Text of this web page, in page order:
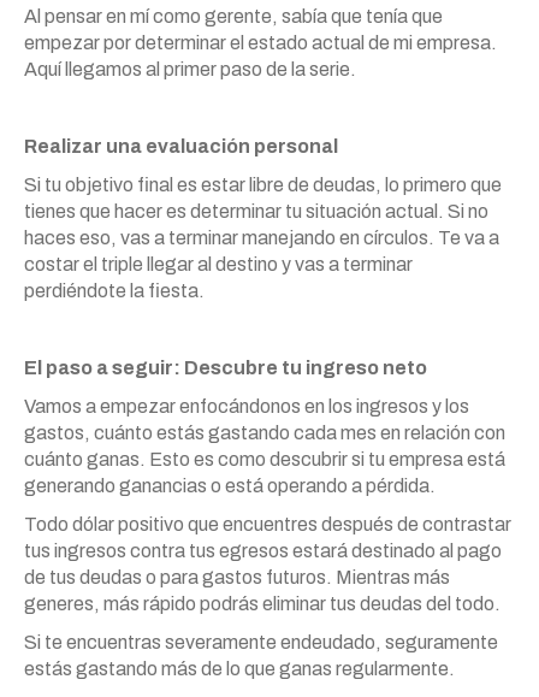
Al pensar en mí como gerente, sabía que tenía que
empezar por determinar el estado actual de mi empresa.
Aquí llegamos al primer paso de la serie.
Realizar una evaluación personal
Si tu objetivo final es estar libre de deudas, lo primero que
tienes que hacer es determinar tu situación actual. Si no
haces eso, vas a terminar manejando en círculos. Te va a
costar el triple llegar al destino y vas a terminar
perdiéndote la fiesta.
El paso a seguir: Descubre tu ingreso neto
Vamos a empezar enfocándonos en los ingresos y los
gastos, cuánto estás gastando cada mes en relación con
cuánto ganas. Esto es como descubrir si tu empresa está
generando ganancias o está operando a pérdida.
Todo dólar positivo que encuentres después de contrastar
tus ingresos contra tus egresos estará destinado al pago
de tus deudas o para gastos futuros. Mientras más
generes, más rápido podrás eliminar tus deudas del todo.
Si te encuentras severamente endeudado, seguramente
estás gastando más de lo que ganas regularmente.